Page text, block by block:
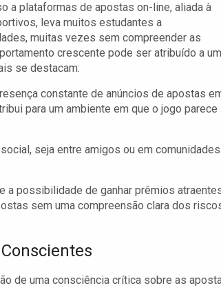
a plataformas de apostas on-line, aliada à
leva muitos estudantes a
muitas vezes sem compreender as
crescente pode ser atribuído a
se destacam:
constante de anúncios de apostas
para um ambiente em que o jogo parece
seja entre amigos ou em comunidades
a possibilidade de ganhar prêmios
sem uma compreensão clara dos
de uma consciência crítica sobre as